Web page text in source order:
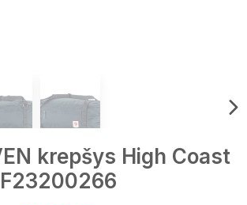
krepšys High Coast